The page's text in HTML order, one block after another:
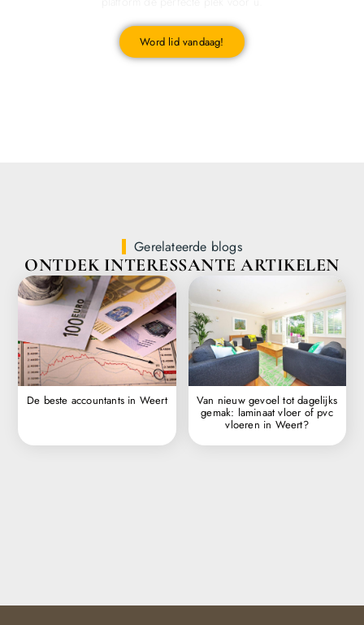
Word lid vandaag!
Gerelateerde blogs
ONTDEK INTERESSANTE ARTIKELEN
De beste accountants in Weert Van nieuw gevoel tot dagelijks
gemak: laminaat vloer of pvc
vloeren in Weert?